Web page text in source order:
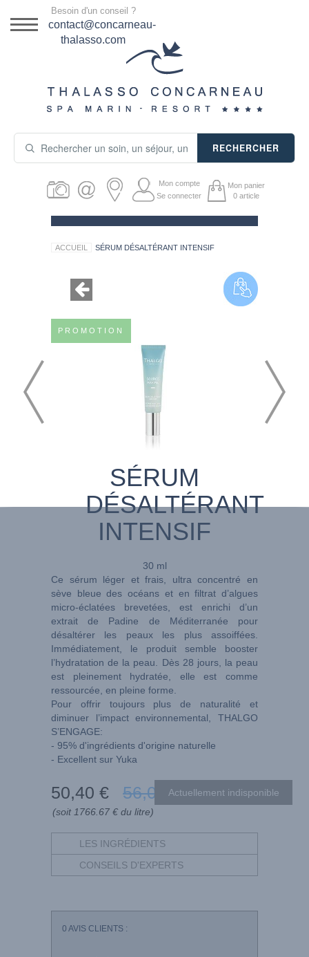
DESTINATION
SÉJOURS THALASSO
PRODUITS COSMÉTIQUES
GUIDE CADEAUX
Besoin d'un conseil ?
contact@concarneau-
thalasso.com
RECHERCHER
Mon compte
Se connecter
Mon panier
0 article
ACCUEIL SÉRUM DÉSALTÉRANT INTENSIF
PROMOTION
SÉRUM
DÉSALTÉRANT
INTENSIF
30 ml
Ce sérum léger et frais, ultra concentré en
sève bleue des océans et en filtrat d’algues
micro-éclatées brevetées, est enrichi d’un
extrait de Padine de Méditerranée pour
désaltérer les peaux les plus assoiffées.
Immédiatement, le produit semble booster
l’hydratation de la peau. Dès 28 jours, la peau
est pleinement hydratée, elle est comme
ressourcée, en pleine forme.
Pour offrir toujours plus de naturalité et
diminuer l’impact environnemental, THALGO
S’ENGAGE:
- 95% d'ingrédients d'origine naturelle
- Excellent sur Yuka
50,40 € 56,00 €
(soit 1766.67 € du litre)
LES INGRÉDIENTS
CONSEILS D'EXPERTS
0 AVIS CLIENTS :